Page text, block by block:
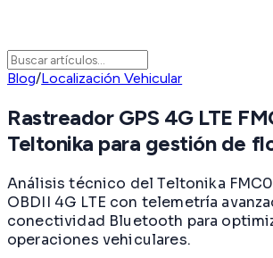
Blog/Localización Vehicular
Rastreador GPS 4G LTE
Teltonika para gestión de
Análisis técnico del Teltonika
OBDII 4G LTE con telemetría
conectividad Bluetooth para
operaciones vehiculares.